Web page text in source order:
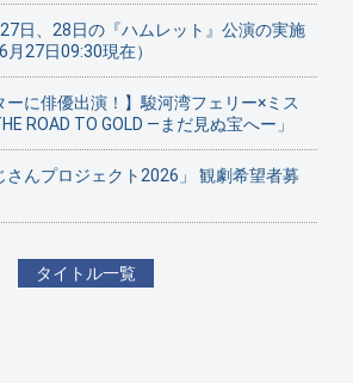
日、28日の『ハムレット』公演の実施
27日09:30現在）
ーに俳優出演！】駿河湾フェリー×ミス
ROAD TO GOLD ―まだ見ぬ宝へー」
さんプロジェクト2026」 観劇希望者募
タイトル一覧